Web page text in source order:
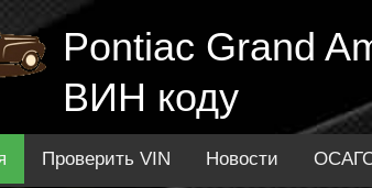
Pontiac Grand
ВИН коду
Проверить VIN Новости